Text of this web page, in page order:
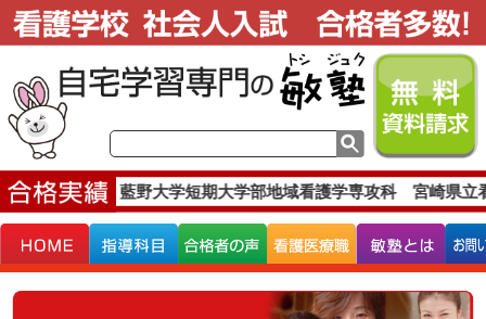
格実績です。藍野大学短期大学部地域看護学専攻科 宮崎県立